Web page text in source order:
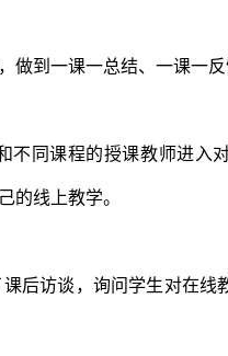
做到一课一总结、一课一反
同课程的授课教师进入
的线上教学。
后访谈，询问学生对在线